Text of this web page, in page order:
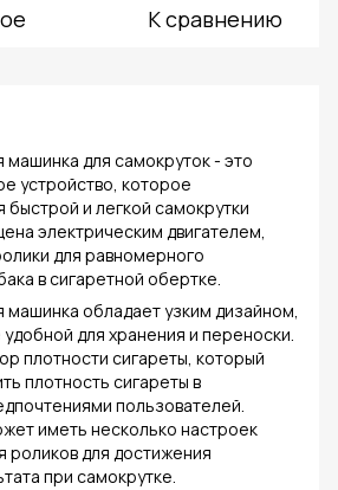
К сравнению
машинка для самокруток - это
устройство, которое
и легкой самокрутки
электрическим двигателем,
для равномерного
в сигаретной обертке.
машинка обладает узким дизайном,
для хранения и переноски.
плотности сигареты, который
плотность сигареты в
пользователей.
иметь несколько настроек
роликов для достижения
при самокрутке.